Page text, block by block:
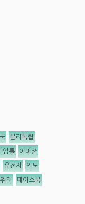
분리독립
업률 아마존
유전자 인도
터 페이스북